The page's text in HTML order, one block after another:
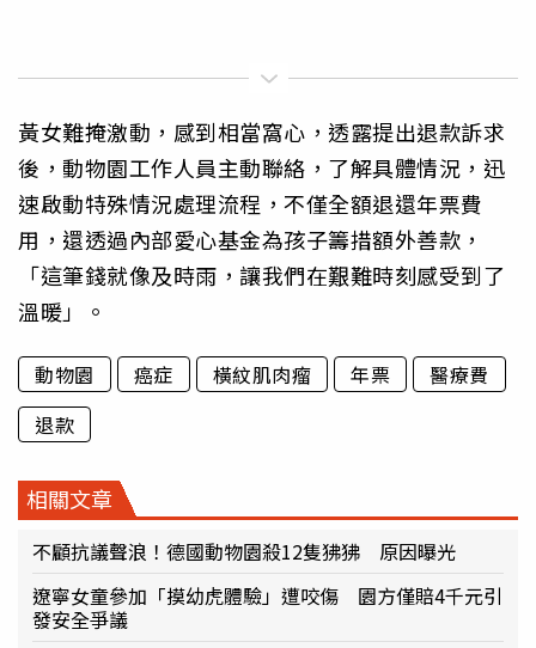
黃女難掩激動，感到相當窩心，透露提出退款訴求
後，動物園工作人員主動聯絡，了解具體情況，迅
速啟動特殊情況處理流程，不僅全額退還年票費
用，還透過內部愛心基金為孩子籌措額外善款，
「這筆錢就像及時雨，讓我們在艱難時刻感受到了
溫暖」。
動物園 癌症 橫紋肌肉瘤 年票
醫療費
退款
相關文章
不顧抗議聲浪！德國動物園殺12隻狒狒 原因曝光
遼寧女童參加「摸幼虎體驗」遭咬傷 園方僅賠4千元引
發安全爭議